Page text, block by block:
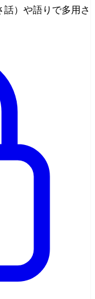
話）や語りで多用さ